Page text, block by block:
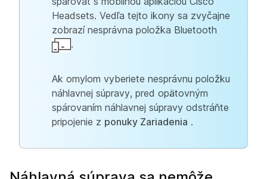
Headsets. Vedľa tejto ikony sa zvyčajne
zobrazí nesprávna položka Bluetooth
.
Ak omylom vyberiete nesprávnu položku
náhlavnej súpravy, pred opätovným
spárovaním náhlavnej súpravy odstráňte
pripojenie z ponuky Zariadenia .